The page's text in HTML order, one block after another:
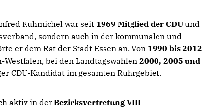
Kuhmichel war seit 1969 Mitglied der CDU und
sondern auch in der kommunalen und
er dem Rat der Stadt Essen an. Von 1990 bis 2012
bei den Landtagswahlen 2000, 2005 und
CDU-Kandidat im gesamten Ruhrgebiet.
aktiv in der Bezirksvertretung VIII